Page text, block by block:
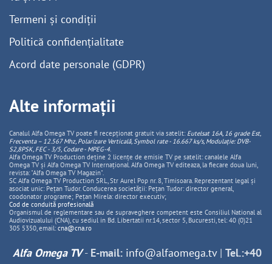
Termeni și condiții
Politică confidențialitate
Acord date personale (GDPR)
Alte informații
Canalul Alfa Omega TV poate fi recepționat gratuit via satelit: Eutelsat 16A, 16 grade Est,
Frecventa – 12.567 Mhz, PolarizareVerticală, Symbol rate - 16.667 ks/s, Modulație: DVB-
S2,8PSK, FEC - 3/5, Codare - MPEG-4.
Alfa Omega TV Production deține 2 licențe de emisie TV pe satelit: canalele Alfa
Omega TV și Alfa Omega TV Internațional. Alfa Omega TV editeaza, la fiecare doua luni,
revista: "Alfa Omega TV Magazin".
SC Alfa Omega TV Production SRL, Str Aurel Pop nr. 8, Timisoara. Reprezentant legal și
asociat unic: Pețan Tudor. Conducerea societății: Pețan Tudor: director general,
coodonator programe; Pețan Mirela: director executiv;
Cod de conduită profesională
Organismul de reglementare sau de supraveghere competent este Consiliul National al
Audiovizualului (CNA), cu sediul in Bd. Libertatii nr.14, sector 5, Bucuresti, tel: 40 (0)21
305 5350, email: cna@cna.ro
Alfa Omega TV- E-mail: info@alfaomega.tv| Tel.:+40